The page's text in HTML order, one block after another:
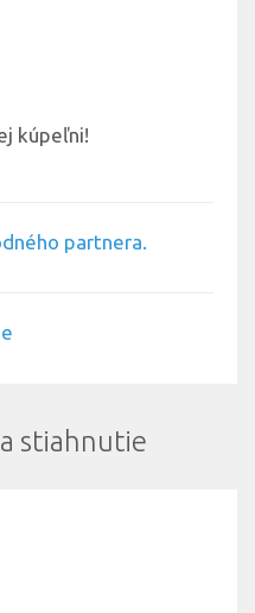
kúpeľni!
partnera.
stiahnutie